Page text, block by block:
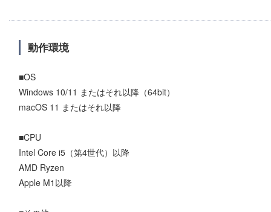
動作環境
■OS
Windows 10/11 またはそれ以降（64bit）
macOS 11 またはそれ以降
■CPU
Intel Core i5（第4世代）以降
AMD Ryzen
Apple M1以降